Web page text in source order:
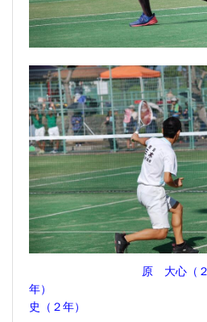
原 大心（２
年）
史（２年）